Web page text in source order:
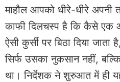
माहौल आपको धीरे-धीरे
काफी दिलचस्प है कि कैसे एक
ऐसी कुर्सी पर बिठा दिया
सिर्फ उसका नुकसान नहीं,
था। निर्देशक ने शुरुआत में ही